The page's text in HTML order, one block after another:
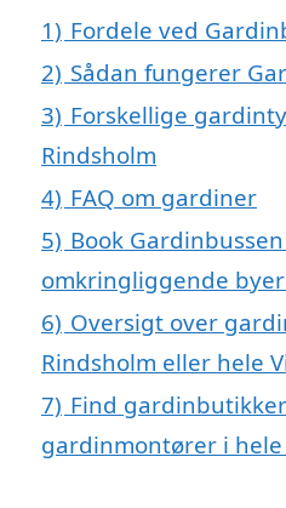
1) Fordele ved
2) Sådan fungerer
3) Forskellige
Rindsholm
4) FAQ om gardiner
5) Book
omkringliggende
6) Oversigt over
Rindsholm eller hele
7) Find
gardinmontører i